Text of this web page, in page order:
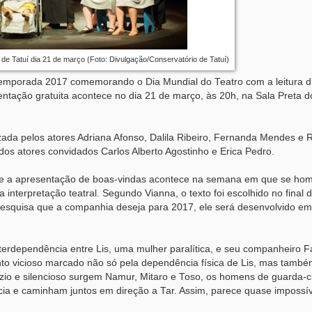
Tatuí dia 21 de março (Foto: Divulgação/Conservatório de Tatuí)
2017 comemorando o Dia Mundial do Teatro com a leitura
gratuita acontece no dia 21 de março, às 20h, na Sala Preta
pelos atores Adriana Afonso, Dalila Ribeiro, Fernanda Mendes e
atores convidados Carlos Alberto Agostinho e Erica Pedro.
apresentação de boas-vindas acontece na semana em que se
teatral. Segundo Vianna, o texto foi escolhido no final
que a companhia deseja para 2017, ele será desenvolvido
entre Lis, uma mulher paralítica, e seu companheiro
vicioso marcado não só pela dependência física de Lis, mas
e silencioso surgem Namur, Mitaro e Toso, os homens de guarda-
e caminham juntos em direção a Tar. Assim, parece quase